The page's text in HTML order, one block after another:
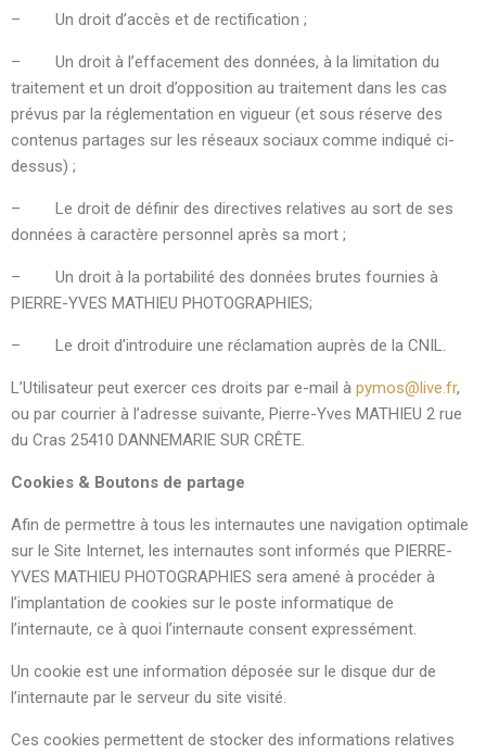
– Un droit d’accès et de rectification ;
– Un droit à l’effacement des données, à la limitation du
traitement et un droit d’opposition au traitement dans les cas
prévus par la réglementation en vigueur (et sous réserve des
contenus partages sur les réseaux sociaux comme indiqué ci-
dessus) ;
– Le droit de définir des directives relatives au sort de ses
données à caractère personnel après sa mort ;
– Un droit à la portabilité des données brutes fournies à
PIERRE-YVES MATHIEU PHOTOGRAPHIES;
– Le droit d’introduire une réclamation auprès de la CNIL.
L’Utilisateur peut exercer ces droits par e-mail à pymos@live.fr,
ou par courrier à l’adresse suivante, Pierre-Yves MATHIEU 2 rue
du Cras 25410 DANNEMARIE SUR CRÊTE.
Cookies & Boutons de partage
Afin de permettre à tous les internautes une navigation optimale
sur le Site Internet, les internautes sont informés que PIERRE-
YVES MATHIEU PHOTOGRAPHIES sera amené à procéder à
l’implantation de cookies sur le poste informatique de
l’internaute, ce à quoi l’internaute consent expressément.
Un cookie est une information déposée sur le disque dur de
l’internaute par le serveur du site visité.
Ces cookies permettent de stocker des informations relatives